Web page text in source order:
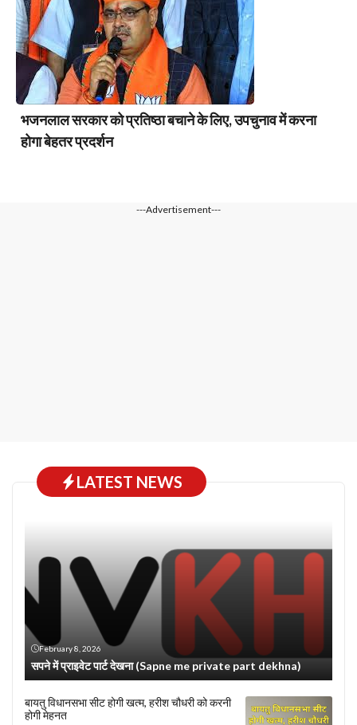
भजनलाल सरकार को प्रतिष्ठा बचाने के लिए, उपचुनाव में करना
होगा बेहतर प्रदर्शन
---Advertisement---
LATEST NEWS
February 8, 2026
सपने में प्राइवेट पार्ट देखना (Sapne me private part dekhna)
बायतु विधानसभा सीट होगी खत्म, हरीश चौधरी को करनी
होगी मेहनत